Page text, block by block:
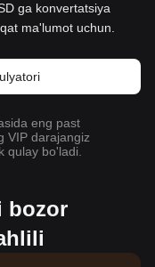
ga konvertatsiya
ma'lumot uchun.
eng past
VIP darajangiz
qulay bo'ladi.
bozor